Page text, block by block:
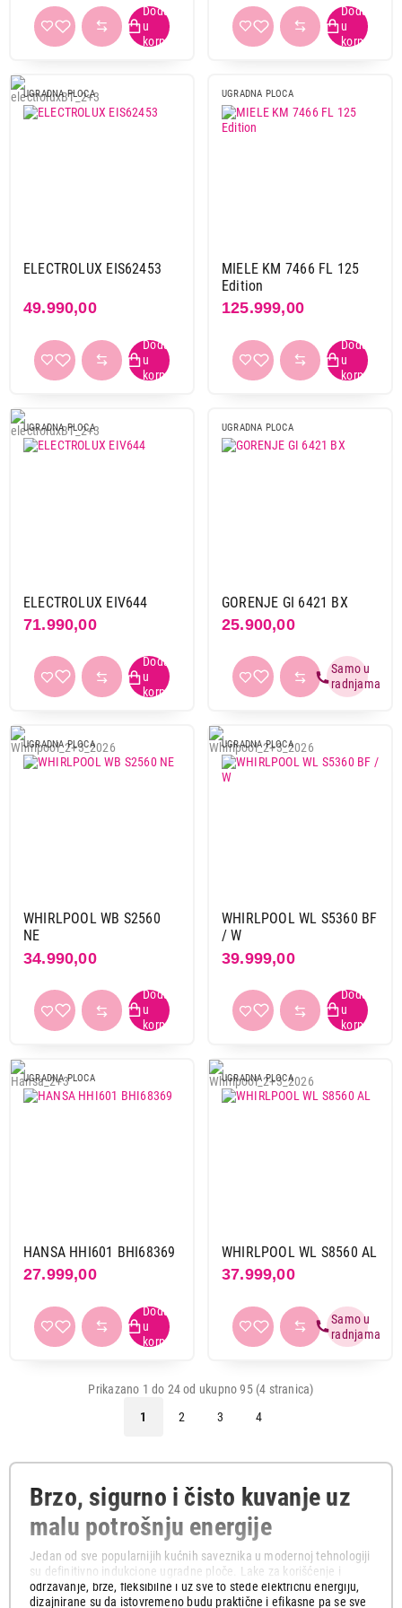
Energetski razred
Primeni filtere
UGRADNA PLOCA
ELECTROLUX EIS62453
49.990,00
UGRADNA PLOCA
MIELE KM 7466 FL 125
Edition
125.999,00
UGRADNA PLOCA
ELECTROLUX EIV644
71.990,00
UGRADNA PLOCA
GORENJE GI 6421 BX
25.900,00
UGRADNA PLOCA
WHIRLPOOL WB S2560
NE
34.990,00
UGRADNA PLOCA
WHIRLPOOL WL S5360 BF
/ W
39.999,00
UGRADNA PLOCA
HANSA HHI601 BHI68369
27.999,00
UGRADNA PLOCA
WHIRLPOOL WL S8560 AL
37.999,00
Prikazano 1 do 24 od ukupno 95 (4 stranica)
1
2 3 4
Brzo, sigurno i čisto kuvanje uz
malu potrošnju energije
Jedan od sve popularnijih kućnih saveznika u modernoj tehnologiji
su definitivno indukcione ugradne ploče. Lake za korišćenje i
održavanje, brze, fleksibilne i uz sve to štede električnu energiju,
dizajnirane su da istovremeno budu praktične i efikasne pa se sve
44.616,00
Nastavi kupovinu
Završi kupovinu